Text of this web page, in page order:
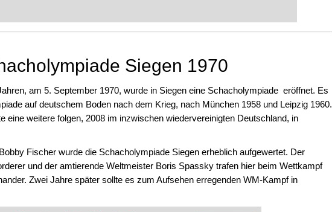
machen oder bereits auf Turnierniveau spielen: Mit
Siegen 1970
am 5. September 1970, wurde in Siegen eine Schacholympiade eröffnet. Es
auf deutschem Boden nach dem Krieg, nach München 1958 und Leipzig 1960.
eine weitere folgen, 2008 im inzwischen wiedervereinigten Deutschland, in
Fischer wurde die Schacholympiade Siegen erheblich aufgewertet. Der
und der amtierende Weltmeister Boris Spassky trafen hier beim Wettkampf
Zwei Jahre später sollte es zum Aufsehen erregenden WM-Kampf in